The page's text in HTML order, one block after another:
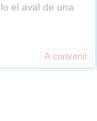
el aval de una
A convenir